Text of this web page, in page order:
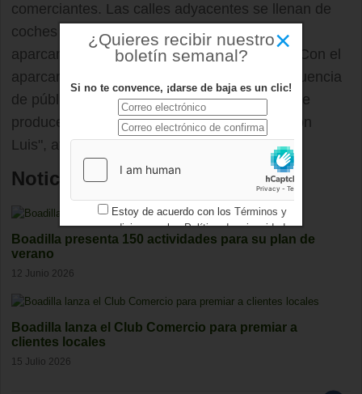
comerciantes. Las calles adyacentes se llenan de
coches mientras que múltiples espacios de
aparcamiento regulado permanecen vacíos. Con el
aparcamiento gratuito se incrementaría la afluencia
de público y se palearía la segunda fila que se
produce continuamente en la calle Infante Don
Luis", afirma la concejala.
Noticias relacionadas
Boadilla presenta 150 actividades para su plan de
verano
12 Junio 2026
Boadilla lanza el Club Comercio para premiar a
clientes locales
15 Julio 2026
×
¿Quieres recibir nuestro
boletín semanal?
Si no te convence, ¡darse de baja es un clic!
Estoy de acuerdo con los Términos y
condicionesy losPolítica de privacidad